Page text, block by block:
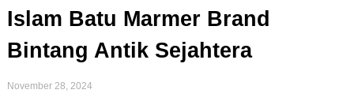
Islam Batu Marmer Brand
Bintang Antik Sejahtera
November 28, 2024